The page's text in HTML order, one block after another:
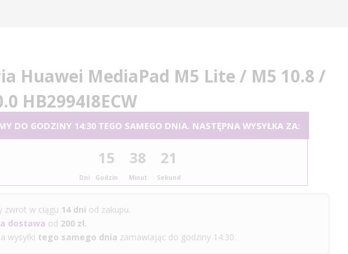
Huawei MediaPad M5 Lite / M5 10.8 /
HB2994I8ECW
DO GODZINY 14:30 TEGO SAMEGO DNIA. NASTĘPNA WYSYŁKA ZA:
Dni
15
Godzin
38
Minut
20
Sekund
zwrot w ciągu 14 dni od zakupu.
dostawa od 200 zł.
wysyłki tego samego dnia zamawiając do godziny 14:30.